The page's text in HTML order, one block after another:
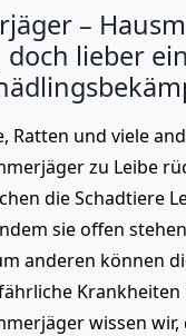
–
doch lieber ein
Ratten und viele
zu Leibe
die Schadtiere
sie offen
anderen können
wissen wir,